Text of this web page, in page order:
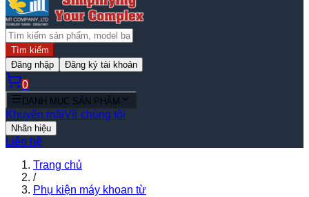
Tìm kiếm
Đăng nhập
Đăng ký tài khoản
0
DANH MỤC SẢN PHẨM
Khuyến mãiVề chúng tôi
Nhãn hiệu
Liên hệ
Trang chủ
/
Phụ kiện máy khoan từ